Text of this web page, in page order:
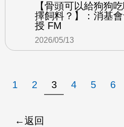
【骨頭可以給狗狗
擇飼料？】：消基
授 FM
2026/05/13
1 2 3 4 5 6
返回